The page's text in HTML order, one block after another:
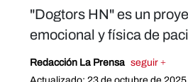
"Dogtors HN" es un
emocional y física de
Redacción La Prensa seguir +